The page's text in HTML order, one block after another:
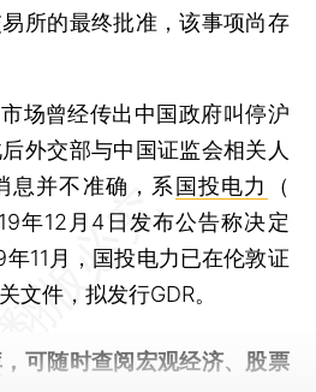
所的最终批准，该事项尚存
曾经传出中国政府叫停沪
外交部与中国证监会相关人
息并不准确，系 国投电力
（
年12月4日发布公告称决定
11月，国投电力已在伦敦证
文件，拟发行GDR。
，可随时查阅宏观经济、股票